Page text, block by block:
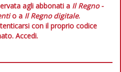
agli abbonati a Il Regno -
o a Il Regno digitale.
con il proprio codice
Accedi.